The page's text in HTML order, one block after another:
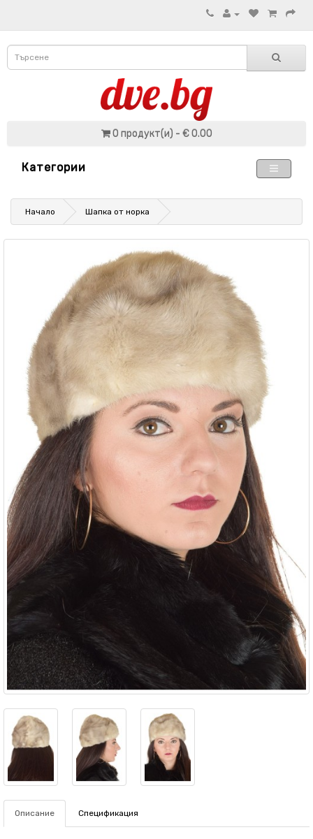
0 продукт(и) - € 0.00
Категории
Начало Шапка от норка
Описание Спецификация